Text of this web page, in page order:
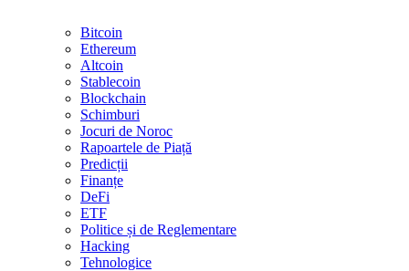
Bitcoin
Ethereum
Altcoin
Stablecoin
Blockchain
Schimburi
Jocuri de Noroc
Rapoartele de Piață
Predicții
Finanțe
DeFi
ETF
Politice și de Reglementare
Hacking
Tehnologice